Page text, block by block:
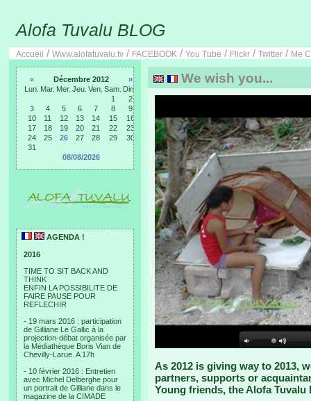
Alofa Tuvalu BLOG
Accueil / Www.alofatuvalu.tv / FACEBOOK / You Tube / Flickr / Twitter / Me
« Décembre 2012
»
Lun. Mar. Mer. Jeu. Ven. Sam. Dim.
1
2
3
4 5 6 7 8
9
10
11 12 13 14 15
16
17
18 19 20 21 22
23
24
25 26 27 28 29
30
31
08/08/2026
AGENDA !
2016
TIME TO SIT BACK AND
THINK
ENFIN LA POSSIBILITE DE
FAIRE PAUSE POUR
REFLECHIR
- 19 mars 2016 : participation
de Gilliane Le Gallic à la
projection-débat organisée par
la Médiathèque Boris Vian de
Chevilly-Larue. A 17h
- 10 février 2016 : Entretien
avec Michel Delberghe pour
un portrait de Gilliane dans le
magazine de la CIMADE
We wish you...
As 2012 is giving way to 2013,
partners, supports or
Young friends, the Alofa Tuvalu